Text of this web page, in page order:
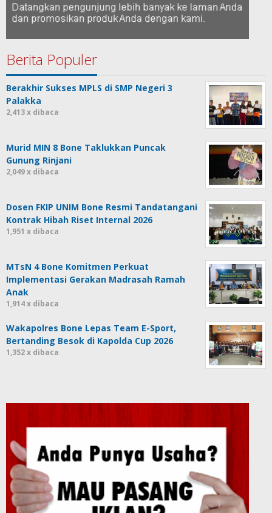
Berita Populer
Berakhir Sukses MPLS di SMP Negeri 3
Palakka
2,413 x dibaca
Murid MIN 8 Bone Taklukkan Puncak
Gunung Rinjani
2,049 x dibaca
Dosen FKIP UNIM Bone Resmi Tandatangani
Kontrak Hibah Riset Internal 2026
1,951 x dibaca
MTsN 4 Bone Komitmen Perkuat
Implementasi Gerakan Madrasah Ramah
Anak
1,914 x dibaca
Wakapolres Bone Lepas Team E-Sport,
Bertanding Besok di Kapolda Cup 2026
1,352 x dibaca